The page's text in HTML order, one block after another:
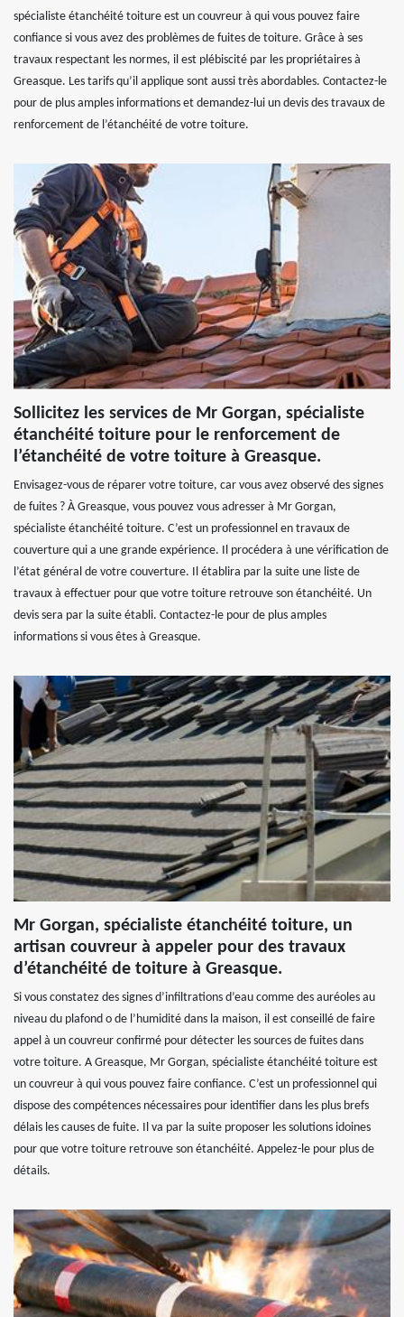
spécialiste étanchéité toiture est un couvreur à qui vous pouvez faire
confiance si vous avez des problèmes de fuites de toiture. Grâce à ses
travaux respectant les normes, il est plébiscité par les propriétaires à
Greasque. Les tarifs qu’il applique sont aussi très abordables. Contactez-le
pour de plus amples informations et demandez-lui un devis des travaux de
renforcement de l’étanchéité de votre toiture.
Sollicitez les services de Mr Gorgan, spécialiste
étanchéité toiture pour le renforcement de
l’étanchéité de votre toiture à Greasque.
Envisagez-vous de réparer votre toiture, car vous avez observé des signes
de fuites ? À Greasque, vous pouvez vous adresser à Mr Gorgan,
spécialiste étanchéité toiture. C’est un professionnel en travaux de
couverture qui a une grande expérience. Il procédera à une vérification de
l’état général de votre couverture. Il établira par la suite une liste de
travaux à effectuer pour que votre toiture retrouve son étanchéité. Un
devis sera par la suite établi. Contactez-le pour de plus amples
informations si vous êtes à Greasque.
Mr Gorgan, spécialiste étanchéité toiture, un
artisan couvreur à appeler pour des travaux
d’étanchéité de toiture à Greasque.
Si vous constatez des signes d’infiltrations d’eau comme des auréoles au
niveau du plafond o de l’humidité dans la maison, il est conseillé de faire
appel à un couvreur confirmé pour détecter les sources de fuites dans
votre toiture. A Greasque, Mr Gorgan, spécialiste étanchéité toiture est
un couvreur à qui vous pouvez faire confiance. C’est un professionnel qui
dispose des compétences nécessaires pour identifier dans les plus brefs
délais les causes de fuite. Il va par la suite proposer les solutions idoines
pour que votre toiture retrouve son étanchéité. Appelez-le pour plus de
détails.